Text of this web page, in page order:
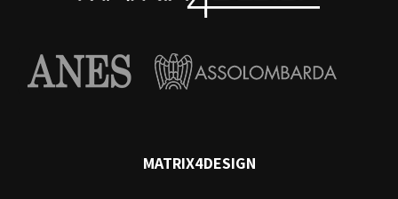
MATRIX4DESIGN